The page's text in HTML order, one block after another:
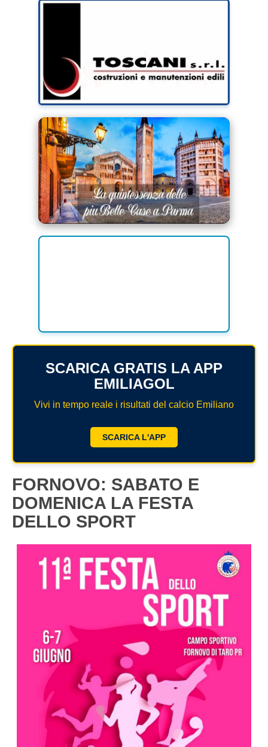
SCARICA GRATIS LA APP
EMILIAGOL
Vivi in tempo reale i risultati del calcio Emiliano
SCARICA L'APP
FORNOVO: SABATO E
DOMENICA LA FESTA
DELLO SPORT